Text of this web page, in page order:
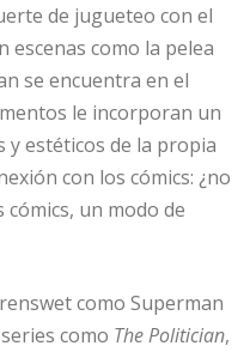
de jugueteo con el
escenas como la pelea
se encuentra en el
le incorporan un
estéticos de la propia
con los cómics: ¿no
un modo de
como Superman
como The Politician,